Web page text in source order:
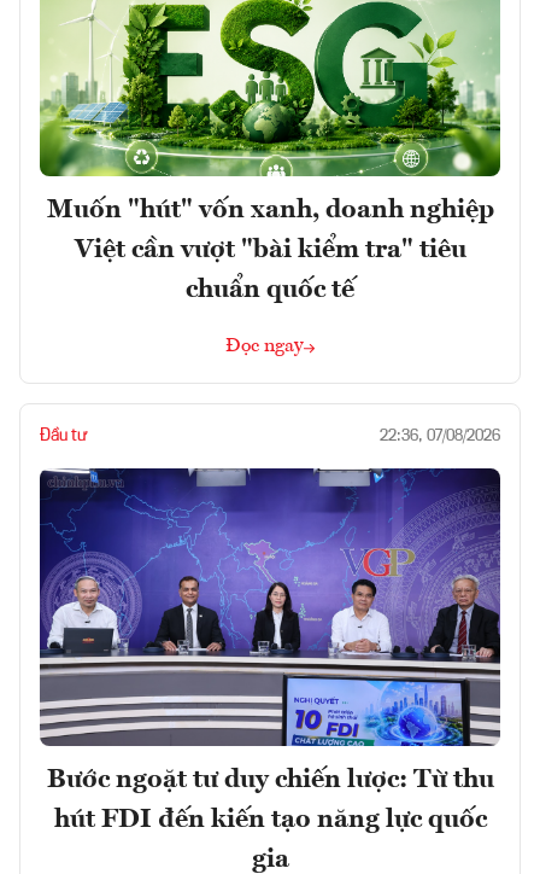
Muốn "hút" vốn xanh, doanh nghiệp
Việt cần vượt "bài kiểm tra" tiêu
chuẩn quốc tế
Đọc ngay
Đầu tư 22:36, 07/08/2026
Bước ngoặt tư duy chiến lược: Từ thu
hút FDI đến kiến tạo năng lực quốc
gia